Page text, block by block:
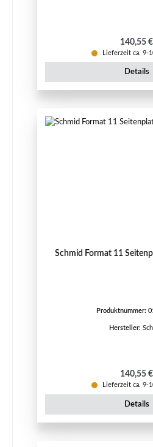
140,55 €
Lieferzeit ca. 9-
Details
Schmid Format 11
Produktnummer:
Hersteller:
140,55 €
Lieferzeit ca. 9-
Details